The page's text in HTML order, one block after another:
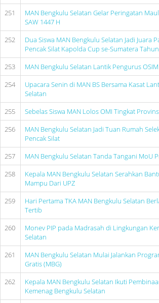
251
MAN Bengkulu Selatan Gelar Peringatan
SAW 1447 H
252
Dua Siswa MAN Bengkulu Selatan Jadi Juara
Pencak Silat Kapolda Cup se-Sumatera
253
MAN Bengkulu Selatan Lantik Pengurus
254
Upacara Senin di MAN BS Bersama Kasat
Selatan
255
Sebelas Siswa MAN Lolos OMI Tingkat
256
MAN Bengkulu Selatan Jadi Tuan Rumah
Pencak Silat
257
MAN Bengkulu Selatan Tanda Tangani MoU
258
Kepala MAN Bengkulu Selatan Serahkan
Mampu Dari UPZ
259
Hari Pertama TKA MAN Bengkulu Selatan
Tertib
260
Monev PIP pada Madrasah di Lingkungan
Selatan
261
MAN Bengkulu Selatan Mulai Jalankan
Gratis (MBG)
262
Kepala MAN Bengkulu Selatan Ikuti
Kemenag Bengkulu Selatan